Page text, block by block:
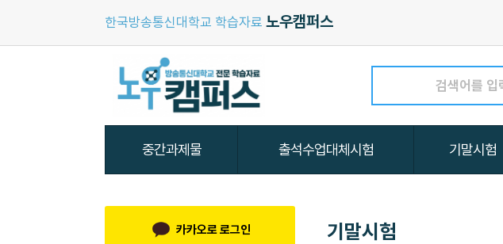
한국방송통신대학교 학습자료 노우캠퍼스
카카오로 로그인 기말시험